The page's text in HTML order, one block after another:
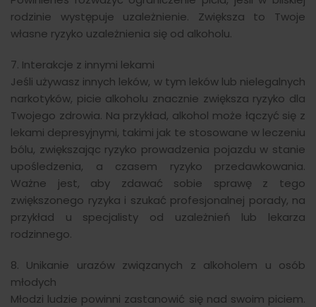
rodzinie występuje uzależnienie. Zwiększa to Twoje
własne ryzyko uzależnienia się od alkoholu.
7. Interakcje z innymi lekami
Jeśli używasz innych leków, w tym leków lub nielegalnych
narkotyków, picie alkoholu znacznie zwiększa ryzyko dla
Twojego zdrowia. Na przykład, alkohol może łączyć się z
lekami depresyjnymi, takimi jak te stosowane w leczeniu
bólu, zwiększając ryzyko prowadzenia pojazdu w stanie
upośledzenia, a czasem ryzyko przedawkowania.
Ważne jest, aby zdawać sobie sprawę z tego
zwiększonego ryzyka i szukać profesjonalnej porady, na
przykład u specjalisty od uzależnień lub lekarza
rodzinnego.
8. Unikanie urazów związanych z alkoholem u osób
młodych
Młodzi ludzie powinni zastanowić się nad swoim piciem.